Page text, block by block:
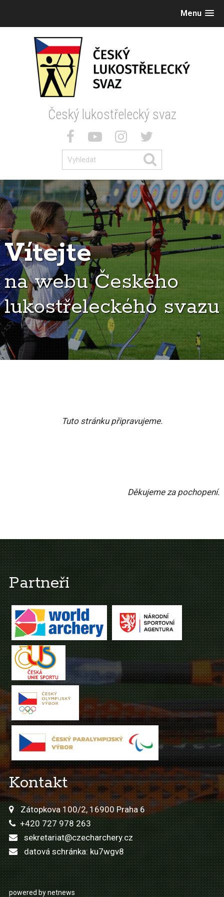
Menu
Český lukostřelecký svaz
Vítejte
na webu Českého
lukostřeleckého svazu
Tuto stránku připravujeme.
Děkujeme za pochopení.
Partneři
Kontakt
Zátopkova 100/2, 16900 Praha 6
+420 727 978 263
sekretariat@czecharchery.cz
datová schránka: ku7wgv8
powered by netnews